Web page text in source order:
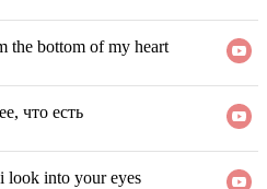
the bottom of my heart
что есть
look into your eyes